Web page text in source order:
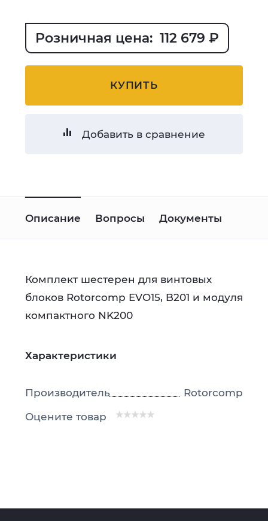
Розничная цена: 112 679 ₽
КУПИТЬ
Добавить в сравнение
Описание Вопросы Документы
Комплект шестерен для винтовых
блоков Rotorcomp EVO15, B201 и модуля
компактного NK200
Характеристики
Производитель
Rotorcomp
Оцените товар